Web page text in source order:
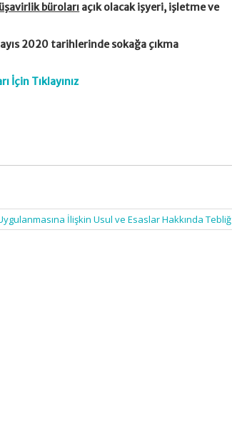
büroları açık olacak işyeri, işletme ve
2020 tarihlerinde sokağa çıkma
İçin Tıklayınız
İlişkin Usul ve Esaslar Hakkında Tebliğ